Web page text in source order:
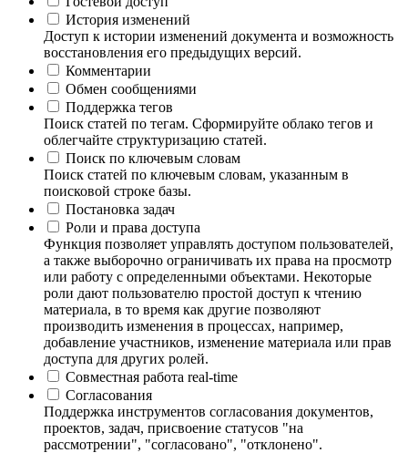
История изменений
Доступ к истории изменений документа и возможность
восстановления его предыдущих версий.
Комментарии
Обмен сообщениями
Поддержка тегов
Поиск статей по тегам. Сформируйте облако тегов и
облегчайте структуризацию статей.
Поиск по ключевым словам
Поиск статей по ключевым словам, указанным в
поисковой строке базы.
Постановка задач
Роли и права доступа
Функция позволяет управлять доступом пользователей,
а также выборочно ограничивать их права на просмотр
или работу с определенными объектами. Некоторые
роли дают пользователю простой доступ к чтению
материала, в то время как другие позволяют
производить изменения в процессах, например,
добавление участников, изменение материала или прав
доступа для других ролей.
Совместная работа real-time
Согласования
Поддержка инструментов согласования документов,
проектов, задач, присвоение статусов "на
рассмотрении", "согласовано", "отклонено".